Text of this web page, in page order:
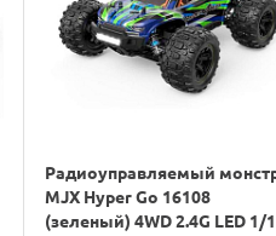
Радиоуправляемый
MJX Hyper Go 16108
(зеленый) 4WD 2.4G LED 1/